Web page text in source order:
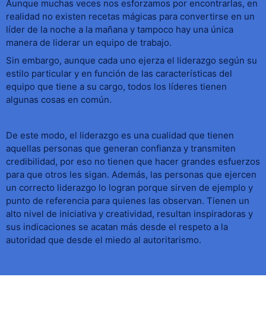
Aunque muchas veces nos esforzamos por encontrarlas, en
realidad no existen recetas mágicas para convertirse en un
líder de la noche a la mañana y tampoco hay una única
manera de liderar un equipo de trabajo.
Sin embargo, aunque cada uno ejerza el liderazgo según su
estilo particular y en función de las características del
equipo que tiene a su cargo, todos los líderes tienen
algunas cosas en común.
De este modo, el liderazgo es una cualidad que tienen
aquellas personas que generan confianza y transmiten
credibilidad, por eso no tienen que hacer grandes esfuerzos
para que otros les sigan. Además, las personas que ejercen
un correcto liderazgo lo logran porque sirven de ejemplo y
punto de referencia para quienes las observan. Tienen un
alto nivel de iniciativa y creatividad, resultan inspiradoras y
sus indicaciones se acatan más desde el respeto a la
autoridad que desde el miedo al autoritarismo.